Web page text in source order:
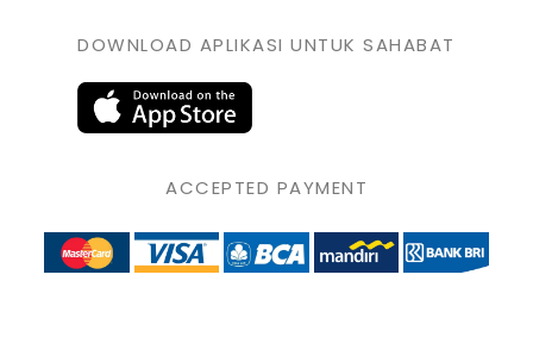
DOWNLOAD APLIKASI UNTUK SAHABAT
ACCEPTED PAYMENT